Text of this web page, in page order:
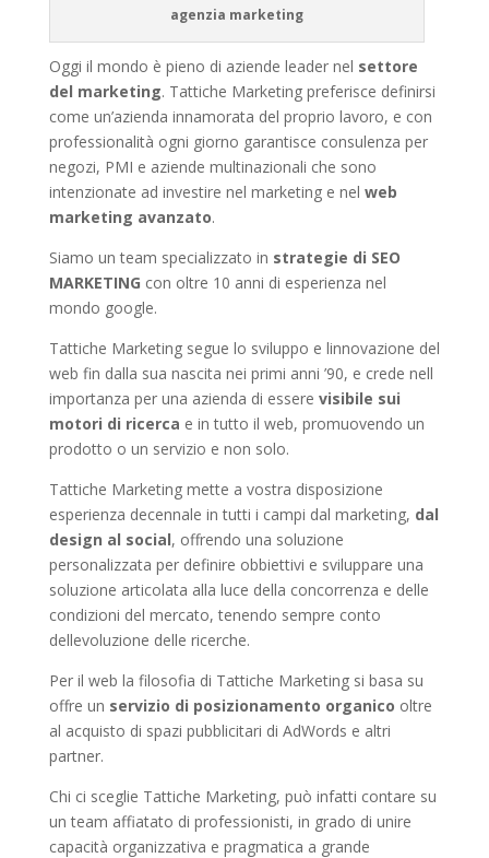
agenzia marketing
Oggi il mondo è pieno di aziende leader nel settore
del marketing. Tattiche Marketing preferisce definirsi
come un’azienda innamorata del proprio lavoro, e con
professionalità ogni giorno garantisce consulenza per
negozi, PMI e aziende multinazionali che sono
intenzionate ad investire nel marketing e nel web
marketing avanzato.
Siamo un team specializzato in strategie di SEO
MARKETING con oltre 10 anni di esperienza nel
mondo google.
Tattiche Marketing segue lo sviluppo e linnovazione del
web fin dalla sua nascita nei primi anni ’90, e crede nell
importanza per una azienda di essere visibile sui
motori di ricerca e in tutto il web, promuovendo un
prodotto o un servizio e non solo.
Tattiche Marketing mette a vostra disposizione
esperienza decennale in tutti i campi dal marketing, dal
design al social, offrendo una soluzione
personalizzata per definire obbiettivi e sviluppare una
soluzione articolata alla luce della concorrenza e delle
condizioni del mercato, tenendo sempre conto
dellevoluzione delle ricerche.
Per il web la filosofia di Tattiche Marketing si basa su
offre un servizio di posizionamento organico oltre
al acquisto di spazi pubblicitari di AdWords e altri
partner.
Chi ci sceglie Tattiche Marketing, può infatti contare su
un team affiatato di professionisti, in grado di unire
capacità organizzativa e pragmatica a grande